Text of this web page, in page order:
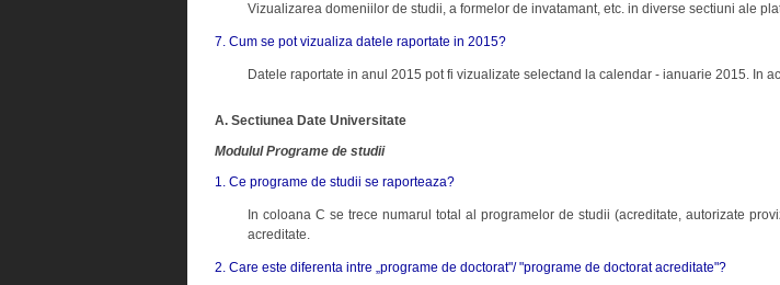
Vizualizarea domeniilor de studii, a formelor de invatamant, etc. in diverse sectiuni ale
7. Cum se pot vizualiza datele raportate in 2015?
Datele raportate in anul 2015 pot fi vizualizate selectand la calendar - ianuarie 2015. In
A. Sectiunea Date Universitate
Modulul Programe de studii
1. Ce programe de studii se raporteaza?
In coloana C se trece numarul total al programelor de studii (acreditate, autorizate
acreditate.
2. Care este diferenta intre „programe de doctorat"/ "programe de doctorat acreditate"?